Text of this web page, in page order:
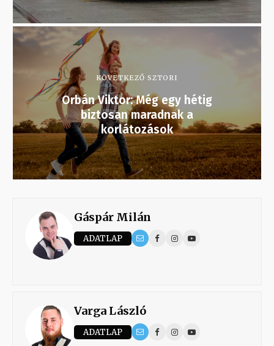
KÖVETKEZŐ SZTORI
Orbán Viktor: Még egy hétig
biztosan maradnak a
korlátozások
Gáspár Milán
ADATLAP
Varga László
ADATLAP